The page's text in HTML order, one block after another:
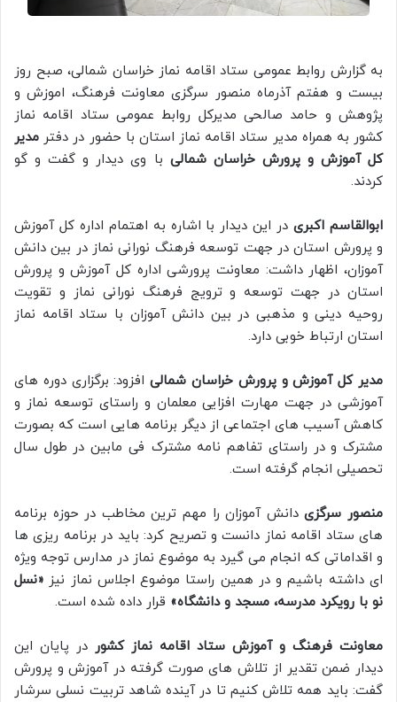
به گزارش روابط عمومی ستاد اقامه نماز خراسان شمالی، صبح روز
بیست و هفتم آذرماه منصور سرگزی معاونت فرهنگ، اموزش و
پژوهش و حامد صالحی مدیرکل روابط عمومی ستاد اقامه نماز
کشور به همراه مدیر ستاد اقامه نماز استان با حضور در دفتر مدیر
کل آموزش و پرورش خراسان شمالی با وی دیدار و گفت و گو
کردند.
ابوالقاسم اکبریدر این دیدار با اشاره به اهتمام اداره کل آموزش
و پرورش استان در جهت توسعه فرهنگ نورانی نماز در بین دانش
آموزان، اظهار داشت: معاونت پرورشی اداره کل آموزش و پرورش
استان در جهت توسعه و ترویج فرهنگ نورانی نماز و تقویت
روحیه دینی و مذهبی در بین دانش آموزان با ستاد اقامه نماز
استان ارتباط خوبی دارد.
مدیر کل آموزش و پرورش خراسان شمالیافزود: برگزاری دوره های
آموزشی در جهت مهارت افزایی معلمان و راستای توسعه نماز و
کاهش آسیب های اجتماعی از دیگر برنامه هایی است که بصورت
مشترک و در راستای تفاهم نامه مشترک فی مابین در طول سال
تحصیلی انجام گرفته است.
منصور سرگزیدانش آموزان را مهم ترین مخاطب در حوزه برنامه
های ستاد اقامه نماز دانست و تصریح کرد: باید در برنامه ریزی ها
و اقداماتی که انجام می گیرد به موضوع نماز در مدارس توجه ویژه
ای داشته باشیم و در همین راستا موضوع اجلاس نماز نیز «نسل
نو با رویکرد مدرسه، مسجد و دانشگاه» قرار داده شده است.
معاونت فرهنگ و آموزش ستاد اقامه نماز کشور در پایان این
دیدار ضمن تقدیر از تلاش های صورت گرفته در آموزش و پرورش
گفت: باید همه تلاش کنیم تا در آینده شاهد تربیت نسلی سرشار